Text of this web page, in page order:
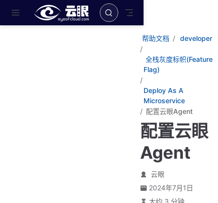
跳至主要內容
帮助文档 developer
全栈灰度标帜(Feature
Flag)
Deploy As A
Microservice
配置云眼Agent
配置云眼
Agent
云眼
2024年7月1日
大约 3 分钟